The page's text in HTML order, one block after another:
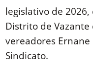
legislativo de
Distrito de
vereadores
Sindicato.